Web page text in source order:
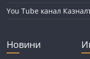
You Tube канал
Новини